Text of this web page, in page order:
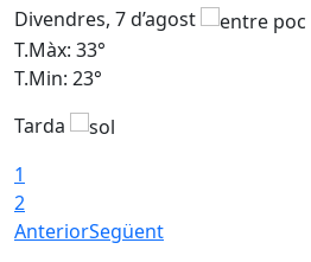
Divendres, 7 d’agost
T.Màx: 33°
T.Min: 23°
Tarda
1
2
AnteriorSegüent